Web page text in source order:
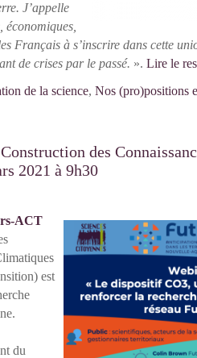
J’appelle
économiques,
Français à s’inscrire dans cette
de crises par le passé. ». Lire le
de la science, Nos (pro)positions
des
2021 à 9h30
ACT
est
du